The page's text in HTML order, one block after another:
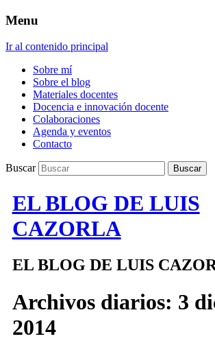
Menu
Ir al contenido principal
Sobre mí
Sobre el blog
Materiales docentes
Docencia e innovación docente
Colaboraciones
Agenda y eventos
Contacto
Buscar
EL BLOG DE LUIS
CAZORLA
EL BLOG DE LUIS
Archivos diarios: 3
2014